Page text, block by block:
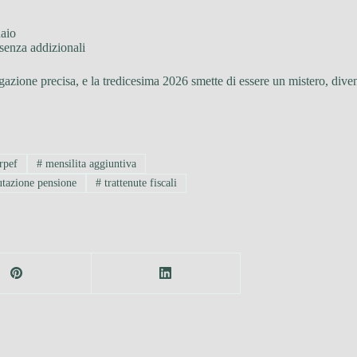
addizionali
precisa, e la tredicesima 2026 smette di essere un mistero,
# mensilita aggiuntiva
pensione
# trattenute fiscali